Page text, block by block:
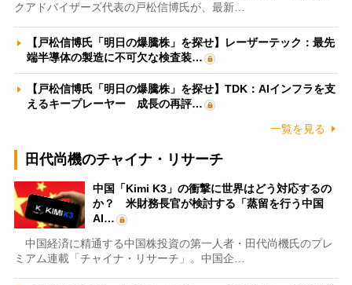
クアドバイザーズ代表の戸松信博氏が、最新…
【戸松信博氏「明日の爆騰株」を探せ】レーザーテック：最先
端半導体の製造に不可欠な検査装…
【戸松信博氏「明日の爆騰株」を探せ】TDK：AIインフラを支
えるキープレーヤー 成長の再評…
一覧を見る
田代尚機のチャイナ・リサーチ
中国「Kimi K3」の衝撃に世界はどう対応するの
か？ 米財務長官が検討する「蒸留を行う中国
AI…
中国経済に精通する中国株投資の第一人者・田代尚機氏のプレ
ミアム連載「チャイナ・リサーチ」。中国企…